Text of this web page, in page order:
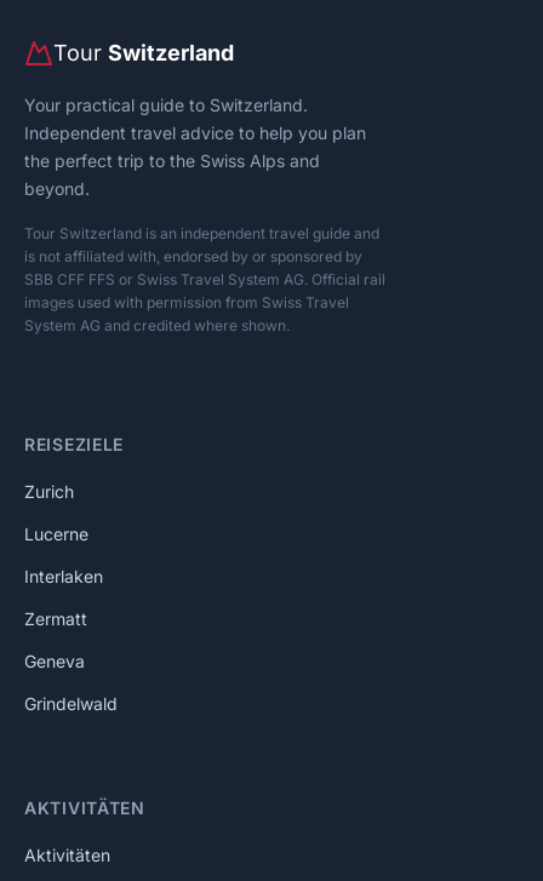
Tour Switzerland
Your practical guide to Switzerland.
Independent travel advice to help you plan
the perfect trip to the Swiss Alps and
beyond.
Tour Switzerland is an independent travel guide and
is not affiliated with, endorsed by or sponsored by
SBB CFF FFS or Swiss Travel System AG. Official rail
images used with permission from Swiss Travel
System AG and credited where shown.
REISEZIELE
Zurich
Lucerne
Interlaken
Zermatt
Geneva
Grindelwald
AKTIVITÄTEN
Aktivitäten